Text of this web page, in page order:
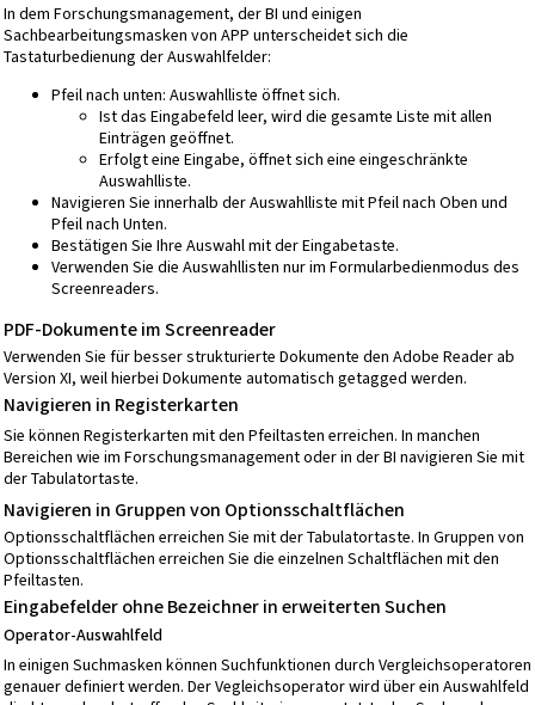
In dem Forschungsmanagement, der BI und einigen
Sachbearbeitungsmasken von APP unterscheidet sich die
Tastaturbedienung der Auswahlfelder:
Pfeil nach unten: Auswahlliste öffnet sich.
Ist das Eingabefeld leer, wird die gesamte Liste mit allen
Einträgen geöffnet.
Erfolgt eine Eingabe, öffnet sich eine eingeschränkte
Auswahlliste.
Navigieren Sie innerhalb der Auswahlliste mit Pfeil nach Oben und
Pfeil nach Unten.
Bestätigen Sie Ihre Auswahl mit der Eingabetaste.
Verwenden Sie die Auswahllisten nur im Formularbedienmodus des
Screenreaders.
PDF-Dokumente im Screenreader
Verwenden Sie für besser strukturierte Dokumente den Adobe Reader ab
Version XI, weil hierbei Dokumente automatisch getagged werden.
Navigieren in Registerkarten
Sie können Registerkarten mit den Pfeiltasten erreichen. In manchen
Bereichen wie im Forschungsmanagement oder in der BI navigieren Sie mit
der Tabulatortaste.
Navigieren in Gruppen von Optionsschaltflächen
Optionsschaltflächen erreichen Sie mit der Tabulatortaste. In Gruppen von
Optionsschaltflächen erreichen Sie die einzelnen Schaltflächen mit den
Pfeiltasten.
Eingabefelder ohne Bezeichner in erweiterten Suchen
Operator-Auswahlfeld
In einigen Suchmasken können Suchfunktionen durch Vergleichsoperatoren
genauer definiert werden. Der Vegleichsoperator wird über ein Auswahlfeld